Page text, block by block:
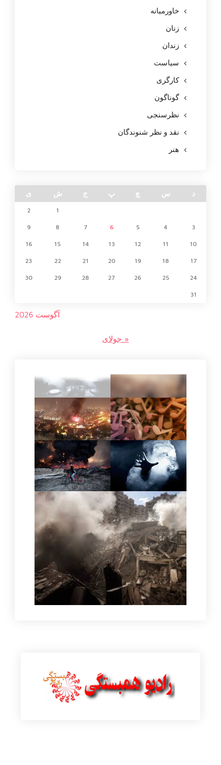
خاورمیانه
زنان
زندان
سیاست
کارگری
گوناگون
نظرسنجی
نقد و نظر شنوندگان
هنر
آگوست 2026
د س چ پ ج ش ی
1
2
3
4
5
6
7
8
9
10
11
12
13
14
15
16
17
18
19
20
21
22
23
24
25
26
27
28
29
30
31
« جولای